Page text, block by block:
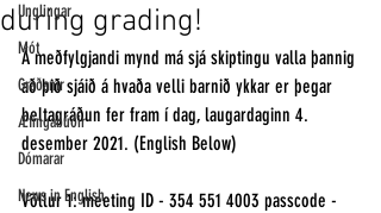
Unglingar
Mót
Gráðanir
Æfingabúðir
Dómarar
News in English
during grading!
Á meðfylgjandi mynd má sjá skiptingu valla þannig
að þið sjáið á hvaða velli barnið ykkar er þegar
beltagráðun fer fram í dag, laugardaginn 4.
desember 2021. (English Below)
Völlur 1: meeting ID - 354 551 4003 passcode -